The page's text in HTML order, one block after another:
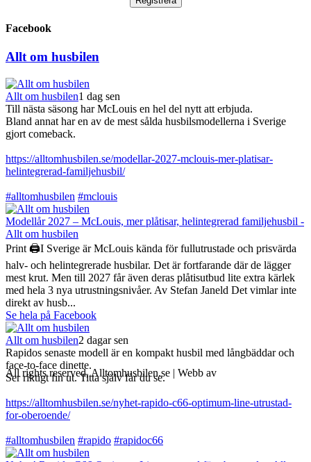
Facebook
Allt om husbilen
Allt om husbilen1 dag sen
Till nästa säsong har McLouis en hel del nytt att erbjuda.
Bland annat har en av de mest sålda husbilsmodellerna i Sverige
gjort comeback.
https://alltomhusbilen.se/modellar-2027-mclouis-mer-platisar-
helintegrerad-familjehusbil/
#alltomhusbilen #mclouis
Modellår 2027 – McLouis, mer plåtisar, helintegrerad familjehusbil -
Allt om husbilen
Print 🖨I Sverige är McLouis kända för fullutrustade och prisvärda
halv- och helintegrerade husbilar. Det är fortfarande där de lägger
mest krut. Men till 2027 får även deras plåtisutbud lite extra kärlek
med hela 3 nya utrustningsnivåer. Av Stefan Janeld Det vimlar inte
direkt av husb...
Se hela på Facebook
Allt om husbilen2 dagar sen
Rapidos senaste modell är en kompakt husbil med långbäddar och
face-to-face dinette.
Ser riktigt fin ut. Titta själv får du se.
https://alltomhusbilen.se/nyhet-rapido-c66-optimum-line-utrustad-
for-oberoende/
#alltomhusbilen #rapido #rapidoc66
All rights reserved, Alltomhusbilen.se | Webb av